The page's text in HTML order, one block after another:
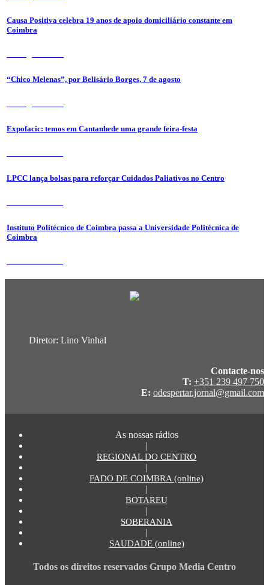
Causa Positiva celebra 19 anos de apoio domiciliário constante em
Coimbra
“Chico Melenas”, por Belisário Borges, 7 de agosto
Expofacic: temos em Cantanhede uma grande feira-festa
LPCC lança bolsas para reforçar Cuidados Paliativos no Centro
Instituto Politécnico de Coimbra passa a Universidade Politécnica de
Coimbra
Diretor: Lino Vinhal
Contacte-nos
T: +351 239 497 750
E: odespertar.jornal@gmail.com
As nossas rádios
|
REGIONAL DO CENTRO
|
FADO DE COIMBRA (online)
|
BOTAREU
|
SOBERANIA
|
SAUDADE (online)
Todos os direitos reservados Grupo Media Centro